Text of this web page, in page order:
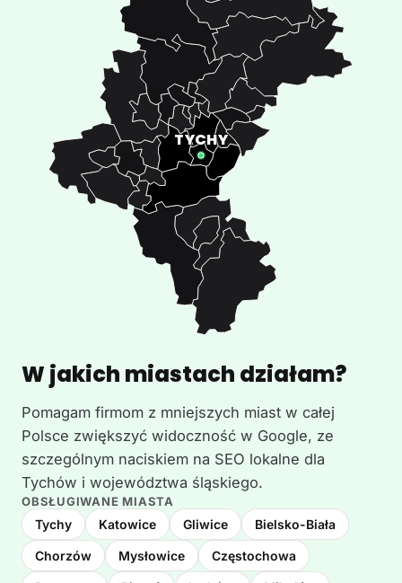
W jakich miastach działam?
Pomagam firmom z mniejszych miast w całej
Polsce zwiększyć widoczność w Google, ze
szczególnym naciskiem na SEO lokalne dla
Tychów i województwa śląskiego.
OBSŁUGIWANE MIASTA
Tychy Katowice Gliwice Bielsko-Biała
Chorzów Mysłowice Częstochowa